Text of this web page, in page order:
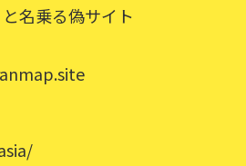
名乗る偽サイト